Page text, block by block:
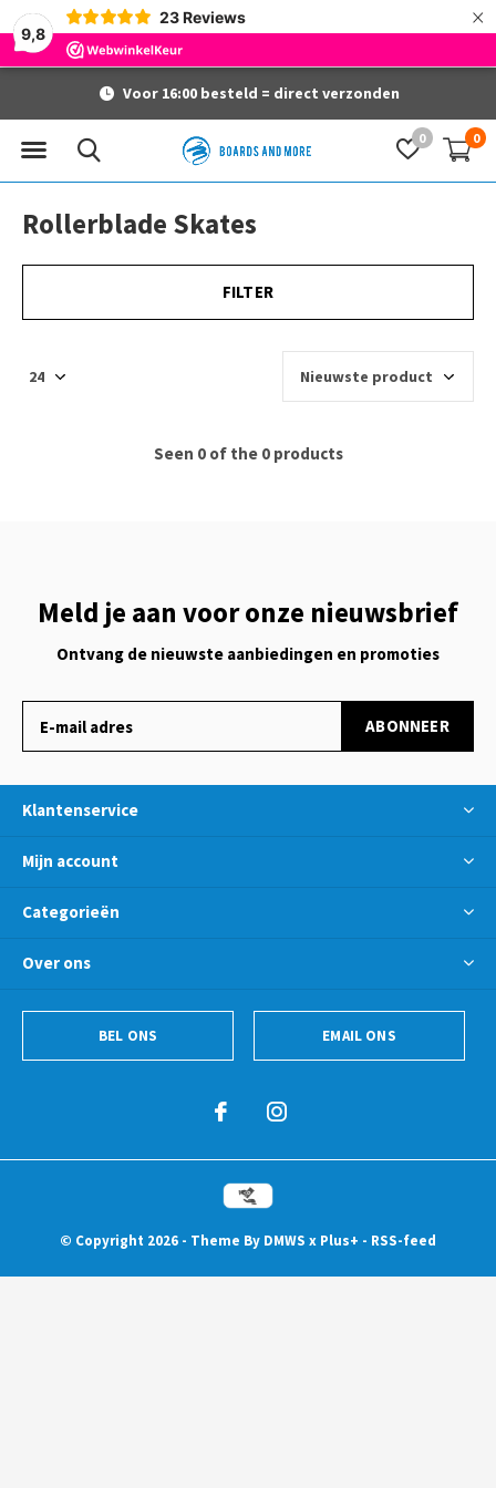
9,8
23 Reviews ×
0 0
Voor 16:00 besteld = direct verzonden
Rollerblade Skates
FILTER
Seen 0 of the 0 products
Meld je aan voor onze nieuwsbrief
Ontvang de nieuwste aanbiedingen en promoties
ABONNEER
Klantenservice
Mijn account
Categorieën
Over ons
BEL ONS EMAIL ONS
© Copyright 2026 - Theme By DMWS x Plus+ - RSS-feed